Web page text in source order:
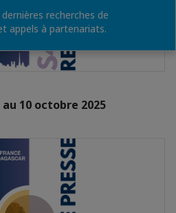
10 octobre 2025
recherches de
appels à partenariats.